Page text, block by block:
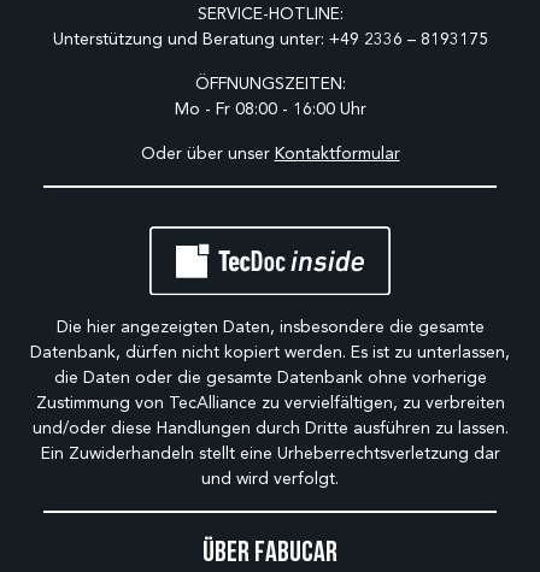
Über Fabucar
SERVICE-HOTLINE:
Unterstützung und Beratung unter: +49 2336 – 8193175
ÖFFNUNGSZEITEN:
Mo - Fr 08:00 - 16:00 Uhr
Oder über unser Kontaktformular
Die hier angezeigten Daten, insbesondere die gesamte
Datenbank, dürfen nicht kopiert werden. Es ist zu unterlassen,
die Daten oder die gesamte Datenbank ohne vorherige
Zustimmung von TecAlliance zu vervielfältigen, zu verbreiten
und/oder diese Handlungen durch Dritte ausführen zu lassen.
Ein Zuwiderhandeln stellt eine Urheberrechtsverletzung dar
und wird verfolgt.